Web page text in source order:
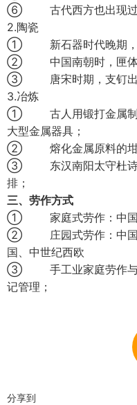
⑥ 古代西方也出现过
2.陶瓷
① 新石器时代晚期，
② 中国南朝时，匣体
③ 唐宋时期，支钉出
3.冶炼
① 古人用锻打金属制作
大型金属器具；
② 熔化金属原料的坩埚
③ 东汉南阳太守杜诗
排；
三、劳作方式
① 家庭式劳作：中国战
② 庄园式劳作：中国魏
国、中世纪西欧
③ 手工业家庭劳作与作
记管理；
分享到